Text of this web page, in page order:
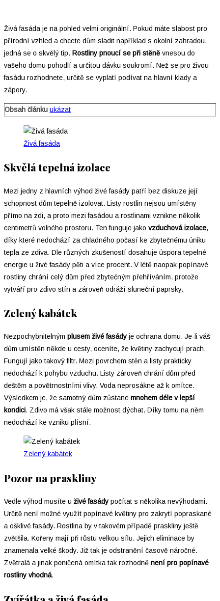
Živá fasáda je na pohled velmi originální. Pokud máte slabost pro
přírodní vzhled a chcete dům sladit například s okolní zahradou,
jedná se o skvělý tip. Rostliny pnoucí se při stěně vnesou do
vašeho domu pohodlí a určitou dávku soukromí. Než se pro živou
fasádu rozhodnete, určitě se vyplatí podívat na hlavní klady a
zápory.
Obsah článku ukázat
Živá fasáda
Skvělá tepelná izolace
Mezi jedny z hlavních výhod živé fasády patří bez diskuze její
schopnost dům tepelně izolovat. Listy rostlin nejsou umístěny
přímo na zdi, a proto mezi fasádou a rostlinami vznikne několik
centimetrů volného prostoru. Ten funguje jako vzduchová izolace,
díky které nedochází za chladného počasí ke zbytečnému úniku
tepla ze zdiva. Dle různých zkušeností dosahuje úspora tepelné
energie u živé fasády pěti a více procent. V létě naopak popínavé
rostliny chrání celý dům před zbytečným přehříváním, protože
vytváří pro zdivo stín a zároveň odráží sluneční paprsky.
Zelený kabátek
Nezpochybnitelným plusem živé fasády je ochrana domu. Je-li váš
dům umístěn někde u cesty, oceníte, že květiny zachycují prach.
Fungují jako takový filtr. Mezi povrchem stěn a listy prakticky
nedochází k pohybu vzduchu. Listy zároveň chrání dům před
deštěm a povětrnostními vlivy. Voda neprosákne až k omítce.
Výsledkem je, že samotný dům zůstane mnohem déle v lepší
kondici. Zdivo má však stále možnost dýchat. Díky tomu na něm
nedochází ke vzniku plísní.
Zelený kabátek
Pozor na praskliny
Vedle výhod musíte u živé fasády počítat s několika nevýhodami.
Určitě není možné využít popínavé květiny pro zakrytí popraskané
a ošklivé fasády. Rostlina by v takovém případě praskliny ještě
zvětšila. Kořeny mají při růstu velkou sílu. Jejich eliminace by
znamenala velké škody. Již tak je odstranění časově náročné.
Zvětralá a jinak poničená omítka tak rozhodně není pro popínavé
rostliny vhodná.